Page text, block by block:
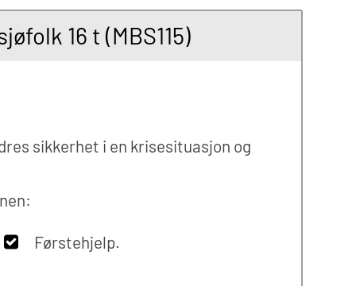
16 t (MBS115)
sikkerhet i en krisesituasjon og
Førstehjelp.